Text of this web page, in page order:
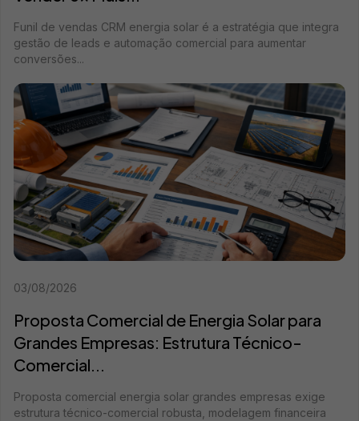
Funil de vendas CRM energia solar é a estratégia que integra
gestão de leads e automação comercial para aumentar
conversões...
03/08/2026
Proposta Comercial de Energia Solar para
Grandes Empresas: Estrutura Técnico-
Comercial...
Proposta comercial energia solar grandes empresas exige
estrutura técnico-comercial robusta, modelagem financeira